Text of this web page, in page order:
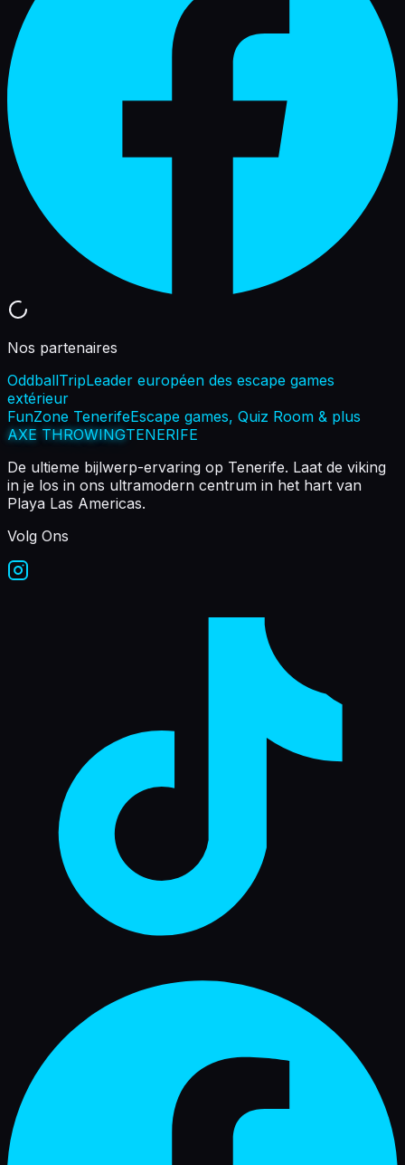
Nos partenaires
OddballTripLeader européen des escape games
extérieur
FunZone TenerifeEscape games, Quiz Room & plus
AXE THROWINGTENERIFE
De ultieme bijlwerp-ervaring op Tenerife. Laat de viking
in je los in ons ultramodern centrum in het hart van
Playa Las Americas.
Volg Ons